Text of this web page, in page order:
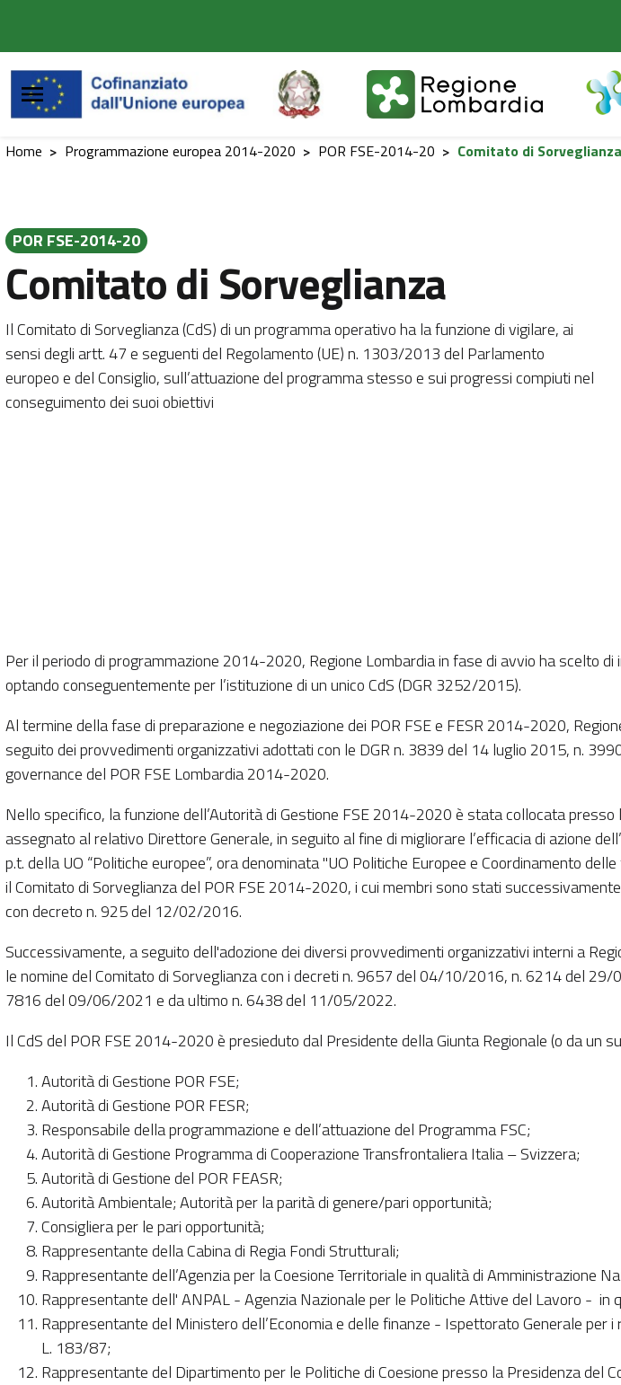
Home > Programmazione europea 2014-2020 > POR FSE-2014-20 > Comitato di Sorveglianza
POR FSE-2014-20
Comitato di Sorveglianza
Il Comitato di Sorveglianza (CdS) di un programma operativo ha la funzione di vigilare, ai
sensi degli artt. 47 e seguenti del Regolamento (UE) n. 1303/2013 del Parlamento
europeo e del Consiglio, sull’attuazione del programma stesso e sui progressi compiuti nel
conseguimento dei suoi obiettivi
Per il periodo di programmazione 2014-2020, Regione Lombardia in fase di avvio ha scelto
optando conseguentemente per l’istituzione di un unico CdS (DGR 3252/2015).
Al termine della fase di preparazione e negoziazione dei POR FSE e FESR 2014-2020,
seguito dei provvedimenti organizzativi adottati con le DGR n. 3839 del 14 luglio 2015, n.
governance del POR FSE Lombardia 2014-2020.
Nello specifico, la funzione dell’Autorità di Gestione FSE 2014-2020 è stata collocata
assegnato al relativo Direttore Generale, in seguito al fine di migliorare l’efficacia di azione
p.t. della UO “Politiche europee”, ora denominata "UO Politiche Europee e Coordinamento
il Comitato di Sorveglianza del POR FSE 2014-2020, i cui membri sono stati
con decreto n. 925 del 12/02/2016.
Successivamente, a seguito dell'adozione dei diversi provvedimenti organizzativi interni a
le nomine del Comitato di Sorveglianza con i decreti n. 9657 del 04/10/2016, n. 6214 del
7816 del 09/06/2021 e da ultimo n. 6438 del 11/05/2022.
Il CdS del POR FSE 2014-2020 è presieduto dal Presidente della Giunta Regionale (o da un
Autorità di Gestione POR FSE;
Autorità di Gestione POR FESR;
Responsabile della programmazione e dell’attuazione del Programma FSC;
Autorità di Gestione Programma di Cooperazione Transfrontaliera Italia – Svizzera;
Autorità di Gestione del POR FEASR;
Autorità Ambientale; Autorità per la parità di genere/pari opportunità;
Consigliera per le pari opportunità;
Rappresentante della Cabina di Regia Fondi Strutturali;
Rappresentante dell’Agenzia per la Coesione Territoriale in qualità di Amministrazione
Rappresentante dell' ANPAL - Agenzia Nazionale per le Politiche Attive del Lavoro - in
Rappresentante del Ministero dell’Economia e delle finanze - Ispettorato Generale per i
L. 183/87;
Rappresentante del Dipartimento per le Politiche di Coesione presso la Presidenza del